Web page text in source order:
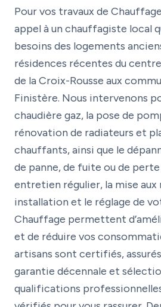
Pour vos travaux de
appel à un chauffagiste local
besoins des logements
résidences récentes du
de la Croix-Rousse aux
Finistère. Nous intervenons
chaudière gaz, la pose de
rénovation de radiateurs et
chauffants, ainsi que le
de panne, de fuite ou de
entretien régulier, la mise
installation et le réglage de
Chauffage permettent
et de réduire vos
artisans sont certifiés,
garantie décennale et
qualifications